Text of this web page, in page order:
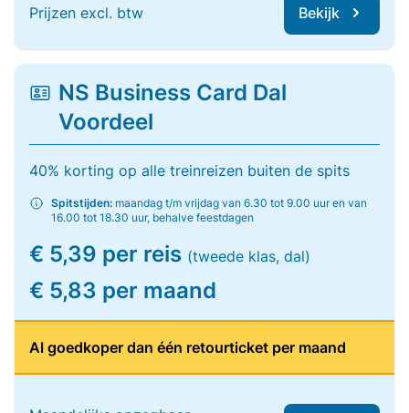
Prijzen excl. btw Bekijk
NS Business Card Dal
Voordeel
40% korting op alle treinreizen buiten de spits
Spitstijden: maandag t/m vrijdag van 6.30 tot 9.00 uur en van
16.00 tot 18.30 uur, behalve feestdagen
€ 5,39 per reis (tweede klas, dal)
€ 5,83 per maand
Al goedkoper dan één retourticket per maand